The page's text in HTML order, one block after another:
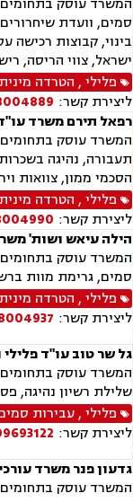
סמים, וועדת שיחרורים,
בינוי, קבוצות רכישה
ישראל, צווי הריסה,
פלילי, הטרדה מינית
ליצירת קשר:
רפאל תירם משרד
המשרד עוסק
תעבורה, נהיגה
הסכמי ממון, צוואות
פלילי, הטרדה מינית
ליצירת קשר:
הילה עיאש ושות'
המשרד עוסק בתחומים:
סמים, גרימת מוות
פלילי, הטרדה מינית
ליצירת קשר:
גל שר טוב עו"ד
המשרד עוסק בתחומים:
שלילת רשיון נהיגה,
פלילי,עבירות
ליצירת קשר:
גדעון פנר משרד
המשרד עוסק בתחומים: